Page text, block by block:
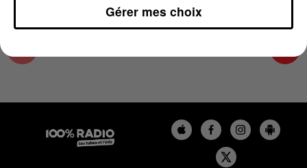
Gérer mes choix